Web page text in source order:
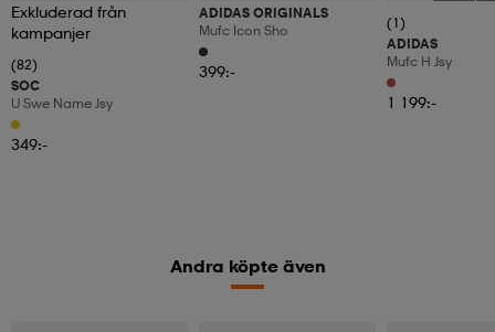
Exkluderad från
kampanjer
(82)
SOC
U Swe Name Jsy
349:-
ADIDAS ORIGINALS
Mufc Icon Sho
399:-
(1)
ADIDAS
Mufc H Jsy
1 199:-
Andra köpte även